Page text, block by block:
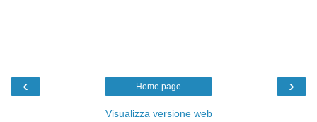
‹ ›
Home page
Visualizza versione web